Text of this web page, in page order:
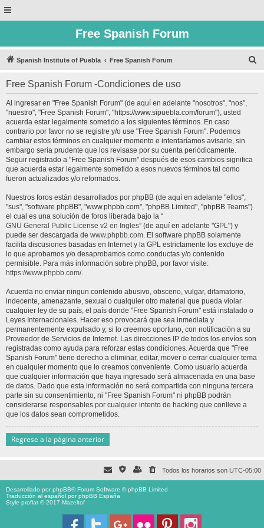
Free Spanish Forum
Spanish Institute of Puebla Free Spanish Forum
Free Spanish Forum -Condiciones de uso
Al ingresar en "Free Spanish Forum" (de aquí en adelante "nosotros", "nos",
"nuestro", "Free Spanish Forum", "https://www.sipuebla.com/forum"), usted
acuerda estar legalmente sometido a los siguientes términos. En caso
contrario por favor no se registre y/o use "Free Spanish Forum". Podemos
cambiar estos términos en cualquier momento e intentaríamos avisarle, sin
embargo sería prudente que los revisase por su cuenta periódicamente.
Seguir registrado a "Free Spanish Forum" después de esos cambios significa
que acuerda estar legalmente sometido a esos nuevos términos tal como
fueron actualizados y/o reformados.
Nuestros foros están desarrollados por phpBB (de aquí en adelante "ellos",
"sus", "software phpBB", "www.phpbb.com", "phpBB Limited", "phpBB Teams")
el cual es una solución de foros liberada bajo la “
GNU General Public License v2 en Ingles” (de aquí en adelante "GPL") y
puede ser descargada de www.phpbb.com. El software phpBB solamente
facilita discusiones basadas en Internet y la GPL estrictamente los excluye de
lo que aprobamos y/o desaprobamos como conductas y/o contenido
permisible. Para más información sobre phpBB, por favor visite:
https://www.phpbb.com/.
Acuerda no enviar ningun contenido abusivo, obsceno, vulgar, difamatorio,
indecente, amenazante, sexual o cualquier otro material que pueda violar
cualquier ley de su país, el país donde "Free Spanish Forum" está instalado o
Leyes Internacionales. Hacer eso provocará que sea inmediata y
permanentemente expulsado y, si lo creemos oportuno, con notificación a su
Proveedor de Servicios de Internet. Las direcciones IP de todos los envíos son
registradas como ayuda para reforzar estas condiciones. Acuerda que "Free
Spanish Forum" tiene derecho a eliminar, editar, mover o cerrar cualquier tema
en cualquier momento que lo creamos conveniente. Como usuario acuerda
que cualquier información que haya ingresado será almacenada en una base
de datos. Dado que esta información no será compartida con ninguna tercera
parte sin su consentimiento, ni "Free Spanish Forum" ni phpBB podrán
considerarse responsables por cualquier intento de hacking que conlleve a
que los datos sean comprometidos.
Regrese a la página anterior
Todos los horarios son UTC-05:00
Desarrollado porphpBB® Forum Software © phpBB Limited
Traducción al español porphpBB España
Style proflat © 2017 Mazeltof